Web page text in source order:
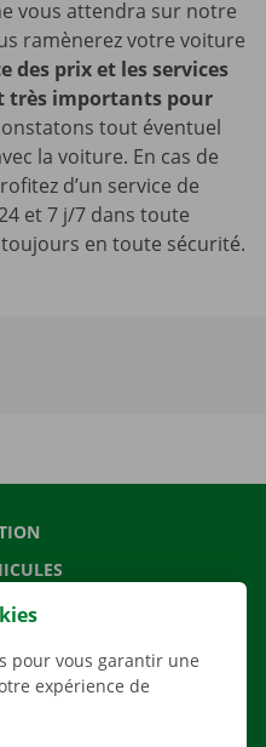
vous attendra sur notre
ramènerez votre voiture
des prix et les services
très importants pour
tout éventuel
la voiture. En cas de
d’un service de
et 7 j/7 dans toute
toujours en toute sécurité.
pour vous garantir une
expérience de